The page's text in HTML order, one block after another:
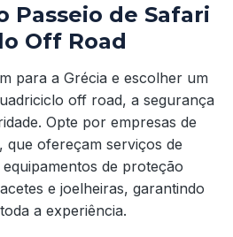
Passeio de Safari
Off Road
para a Grécia e escolher um
off road, a segurança
Opte por empresas de
que ofereçam serviços de
de proteção
e joelheiras, garantindo
a experiência.